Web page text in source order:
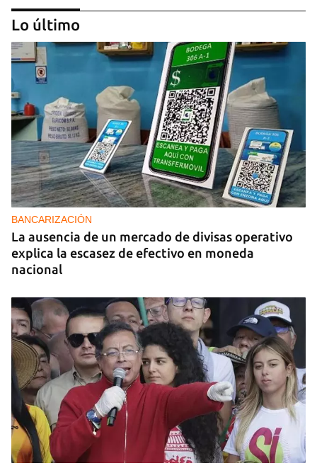
PODCAST
Cafecito informativo del viernes 7 de agosto de
2026
Lo último
BANCARIZACIÓN
La ausencia de un mercado de divisas operativo
explica la escasez de efectivo en moneda
nacional